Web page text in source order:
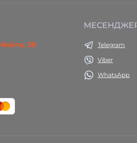
38
Telegram
Viber
WhatsApp